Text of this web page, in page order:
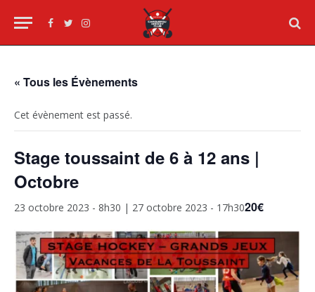
Facebook
TwitterInstagram
« Tous les Évènements
Cet évènement est passé.
Stage toussaint de 6 à 12 ans |
Octobre
23 octobre 2023 - 8h30 | 27 octobre 2023 - 17h3020€